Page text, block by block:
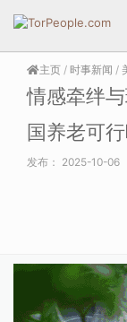
主页 / 时事新闻 /
情感牵绊
国养老可行
发布： 2025-10-06